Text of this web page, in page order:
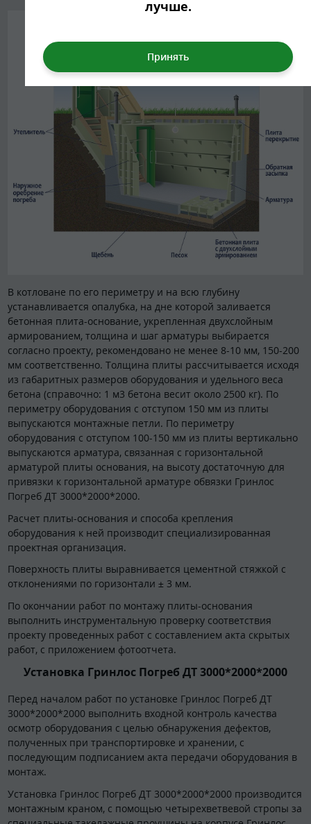
В котловане по его периметру и на всю глубину
устанавливается опалубка, на дне которой заливается
бетонная плита-основание, укрепленная двухслойным
армированием, толщина и шаг арматуры выбирается
согласно проекту, рекомендовано не менее 8-10 мм, 150-200
мм соответственно. Толщина плиты рассчитывается исходя
из габаритных размеров оборудования и удельного веса
бетона (справочно: 1 м3 бетона весит около 2500 кг). По
периметру оборудования с отступом 150 мм из плиты
выпускаются монтажные петли. По периметру
оборудования с отступом 100-150 мм из плиты вертикально
выпускаются арматура, связанная с горизонтальной
арматурой плиты основания, на высоту достаточную для
привязки к горизонтальной арматуре обвязки Гринлос
Погреб ДТ 3000*2000*2000.
Расчет плиты-основания и способа крепления
оборудования к ней производит специализированная
проектная организация.
Поверхность плиты выравнивается цементной стяжкой с
отклонениями по горизонтали ± 3 мм.
По окончании работ по монтажу плиты-основания
выполнить инструментальную проверку соответствия
проекту проведенных работ с составлением акта скрытых
работ, с приложением фотоотчета.
Установка Гринлос Погреб ДТ 3000*2000*2000
Перед началом работ по установке Гринлос Погреб ДТ
3000*2000*2000 выполнить входной контроль качества
осмотр оборудования с целью обнаружения дефектов,
полученных при транспортировке и хранении, с
последующим подписанием акта передачи оборудования в
монтаж.
Установка Гринлос Погреб ДТ 3000*2000*2000 производится
монтажным краном, с помощью четырехветвевой стропы за
лучше.